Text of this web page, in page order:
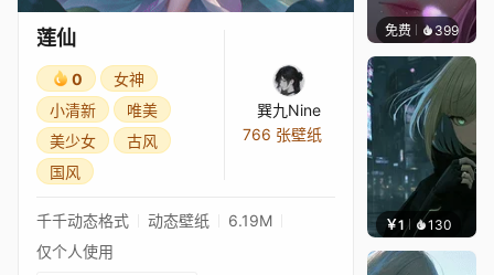
莲仙
0
女神
小清新
唯美
美少女
古风
国风
巽九Nine
766 张壁纸
千千动态格式 动态壁纸
6.19M
仅个人使用
免费 399辰东
￥1 130